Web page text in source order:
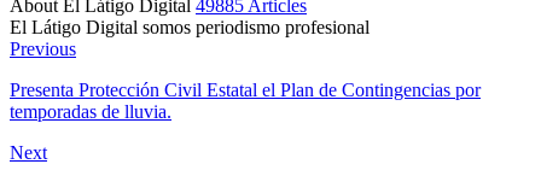
About El Látigo Digital 49885 Articles
El Látigo Digital somos periodismo profesional
Website
Facebook
Previous
Presenta Protección Civil Estatal el Plan de Contingencias por
temporadas de lluvia.
Next